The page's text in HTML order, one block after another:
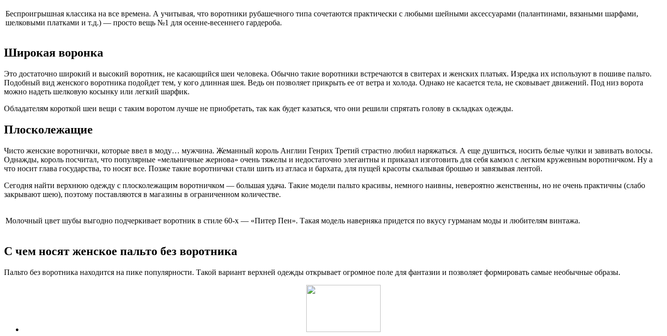
Беспроигрышная классика на все времена. А учитывая, что воротники рубашечного типа сочетаются практически с любыми шейными аксессуарами (палантинами, вязаными шарфами,
шелковыми платками и т.д.) — просто вещь №1 для осенне-весеннего гардероба.
Широкая воронка
Это достаточно широкий и высокий воротник, не касающийся шеи человека. Обычно такие воротники встречаются в свитерах и женских платьях. Изредка их используют в пошиве пальто.
Подобный вид женского воротника подойдет тем, у кого длинная шея. Ведь он позволяет прикрыть ее от ветра и холода. Однако не касается тела, не сковывает движений. Под низ ворота
можно надеть шелковую косынку или легкий шарфик.
Обладателям короткой шеи вещи с таким воротом лучше не приобретать, так как будет казаться, что они решили спрятать голову в складках одежды.
Плосколежащие
Чисто женские воротнички, которые ввел в моду… мужчина. Жеманный король Англии Генрих Третий страстно любил наряжаться. А еще душиться, носить белые чулки и завивать волосы.
Однажды, король посчитал, что популярные «мельничные жернова» очень тяжелы и недостаточно элегантны и приказал изготовить для себя камзол с легким кружевным воротничком. Ну а
что носит глава государства, то носят все. Позже такие воротнички стали шить из атласа и бархата, для пущей красоты скалывая брошью и завязывая лентой.
Сегодня найти верхнюю одежду с плосколежащим воротничком — большая удача. Такие модели пальто красивы, немного наивны, невероятно женственны, но не очень практичны (слабо
закрывают шею), поэтому поставляются в магазины в ограниченном количестве.
Молочный цвет шубы выгодно подчеркивает воротник в стиле 60-х — «Питер Пен». Такая модель наверняка придется по вкусу гурманам моды и любителям винтажа.
С чем носят женское пальто без воротника
Пальто без воротника находится на пике популярности. Такой вариант верхней одежды открывает огромное поле для фантазии и позволяет формировать самые необычные образы.